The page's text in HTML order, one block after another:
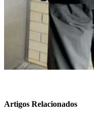
Artigos Relacionados